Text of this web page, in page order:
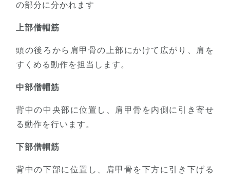
の部分に分かれます
上部僧帽筋
頭の後ろから肩甲骨の上部にかけて広がり、肩を
すくめる動作を担当します。
中部僧帽筋
背中の中央部に位置し、肩甲骨を内側に引き寄せ
る動作を行います。
下部僧帽筋
背中の下部に位置し、肩甲骨を下方に引き下げる